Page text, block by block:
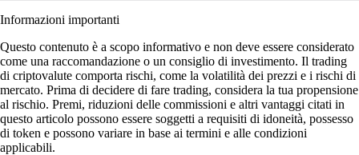
Informazioni importanti
Questo contenuto è a scopo informativo e non deve essere considerato
come una raccomandazione o un consiglio di investimento. Il trading
di criptovalute comporta rischi, come la volatilità dei prezzi e i rischi di
mercato. Prima di decidere di fare trading, considera la tua propensione
al rischio. Premi, riduzioni delle commissioni e altri vantaggi citati in
questo articolo possono essere soggetti a requisiti di idoneità, possesso
di token e possono variare in base ai termini e alle condizioni
applicabili.